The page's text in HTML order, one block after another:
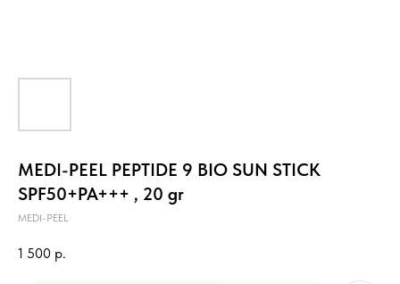
MEDI-PEEL PEPTIDE 9 BIO SUN STICK
SPF50+PA+++ , 20 gr
MEDI-PEEL
1 500 р.